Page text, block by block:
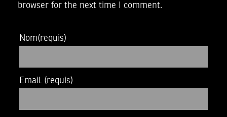
browser for the next time I comment.
Nom(requis)
Email (requis)